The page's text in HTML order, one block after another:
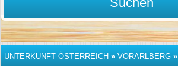
UNTERKUNFT ÖSTERREICH » VORARLBERG »